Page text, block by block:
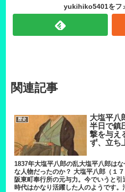
yukihiko5401をフ
関連記事
歴史
大塩平八
半日で鎮
撃を与え
ず、立ち
1837年大塩平八郎の乱大塩平八郎は
な人物だったのか？ 大塩平八郎（１
阪東町奉行所の元与力。今でいうと
時代はかなり活躍した人のようです